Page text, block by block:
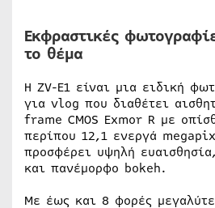
Εκφραστικές
το θέμα
Η ZV-E1 είναι μια ειδική
για vlog που διαθέτει
frame CMOS Exmor R με
περίπου 12,1 ενεργά
προσφέρει υψηλή
και πανέμορφο bokeh.
Με έως και 8 φορές